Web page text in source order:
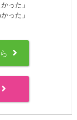
った」
った」